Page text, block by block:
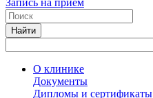
Запись на прием
О клинике
Документы
Дипломы и сертификаты